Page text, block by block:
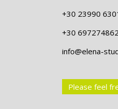
+30 23990
+30
info@elena-
Please feel